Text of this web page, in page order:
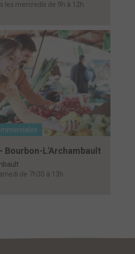
les mercredis de 9h à 12h.
Bourbon-L'Archambault
de 7h30 à 13h.